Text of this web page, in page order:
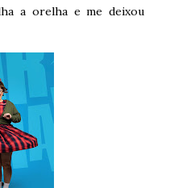
a orelha e me deixou